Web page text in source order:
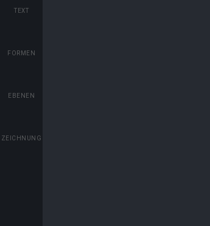
TEXT
FORMEN
EBENEN
ZEICHNUNG